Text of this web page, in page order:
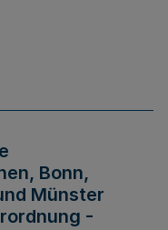
Bonn,
Münster
-